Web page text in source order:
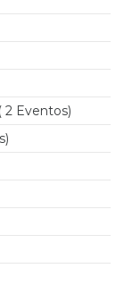
( 2 Eventos)